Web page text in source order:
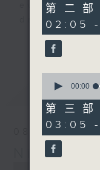
every
dawn, as
you.
side of
grow in
the 2000s
Seven
最新
Night
55
minutes,
10
seconds
第二
02:05
seconds
55
minutes,
9
seconds
00:00
第三
03:05